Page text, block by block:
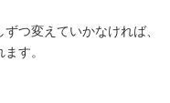
つ変えていかなければ、
す。